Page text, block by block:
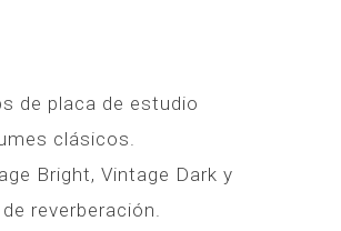
de placa de estudio
clásicos.
Bright, Vintage Dark y
reverberación.